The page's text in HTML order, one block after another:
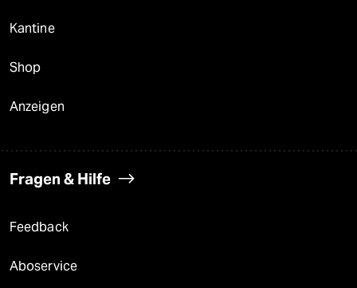
Kantine
Shop
Anzeigen
Fragen & Hilfe
Feedback
Aboservice